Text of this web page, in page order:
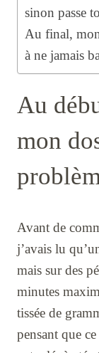
sinon passe
Au final,
à ne jamais
Au
mon
Avant de
j’avais lu
mais sur des
minutes
tissée de
pensant que